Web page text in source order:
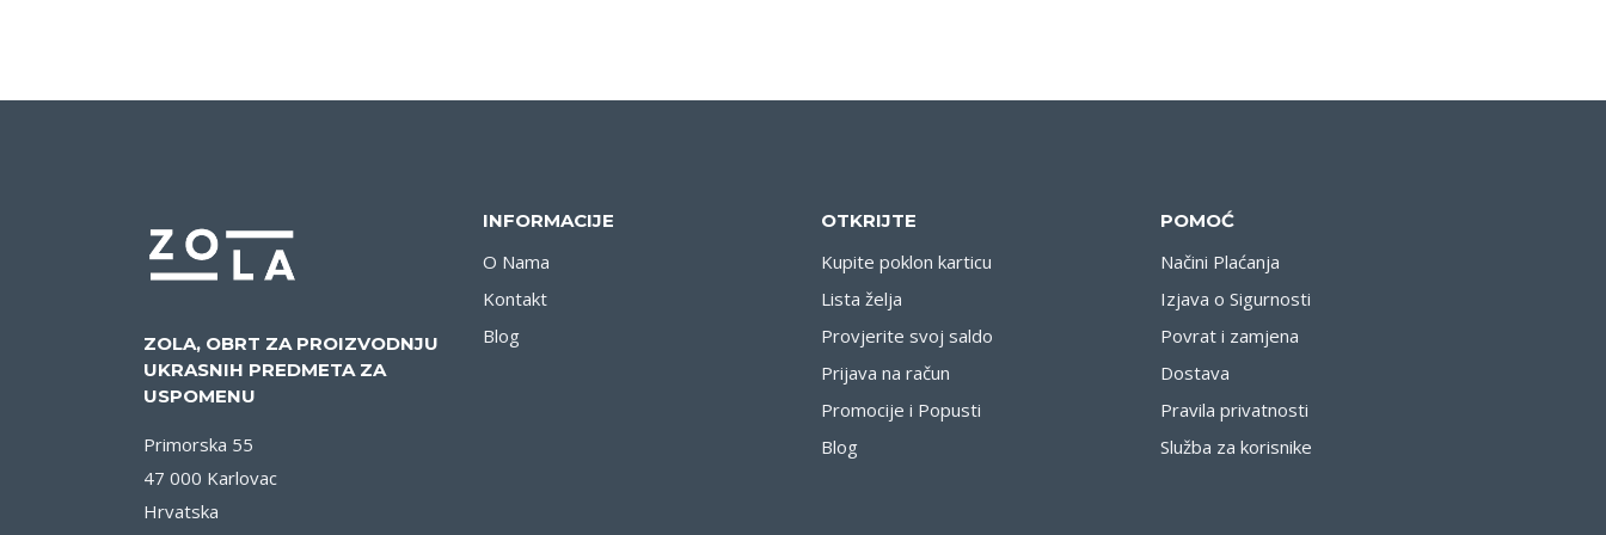
ZOLA, OBRT ZA PROIZVODNJU
UKRASNIH PREDMETA ZA
USPOMENU
Primorska 55
47 000 Karlovac
Hrvatska
INFORMACIJE
O Nama
Kontakt
Blog
OTKRIJTE
Kupite poklon karticu
Lista želja
Provjerite svoj saldo
Prijava na račun
Promocije i Popusti
Blog
POMOĆ
Načini Plaćanja
Izjava o Sigurnosti
Povrat i zamjena
Dostava
Pravila privatnosti
Služba za korisnike